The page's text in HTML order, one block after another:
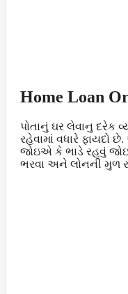
Home Loan
પોતાનું ઘર લેવાનુ દરેક
રહેવામાં વધારે
જોઇએ કે ભાડે રહવું
ભરવા અને લોનની મુળ